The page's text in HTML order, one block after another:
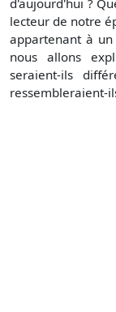
d'aujourd'hui ?
lecteur de notre
appartenant à
nous allons
seraient-ils
ressembleraient-